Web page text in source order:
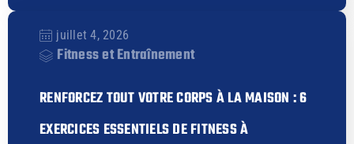
juillet 4, 2026
Fitness et Entraînement
RENFORCEZ TOUT VOTRE CORPS À LA MAISON : 6
EXERCICES ESSENTIELS DE FITNESS À